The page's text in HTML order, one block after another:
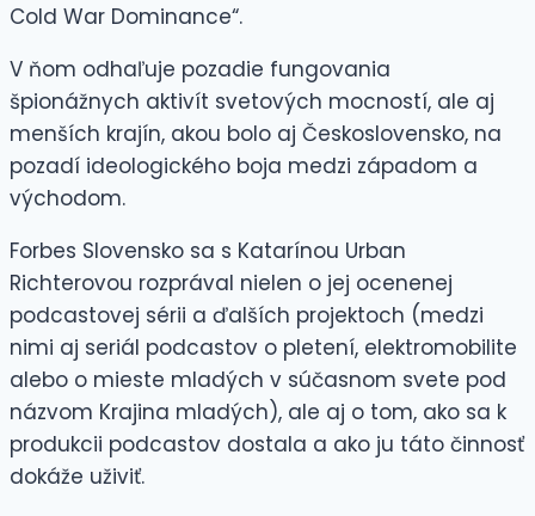
Cold War Dominance“.
V ňom odhaľuje pozadie fungovania
špionážnych aktivít svetových mocností, ale aj
menších krajín, akou bolo aj Československo, na
pozadí ideologického boja medzi západom a
východom.
Forbes Slovensko sa s Katarínou Urban
Richterovou rozprával nielen o jej ocenenej
podcastovej sérii a ďalších projektoch (medzi
nimi aj seriál podcastov o pletení, elektromobilite
alebo o mieste mladých v súčasnom svete pod
názvom Krajina mladých), ale aj o tom, ako sa k
produkcii podcastov dostala a ako ju táto činnosť
dokáže uživiť.